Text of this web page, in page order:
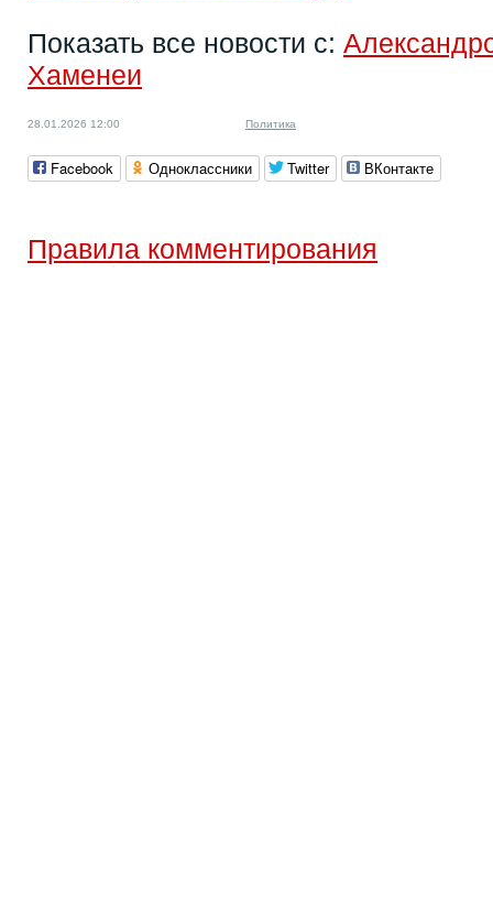
Показать все новости с:
Хаменеи
28.01.2026 12:00 Политика
Facebook Одноклассники Twitter ВКонтакте
Правила комментирования